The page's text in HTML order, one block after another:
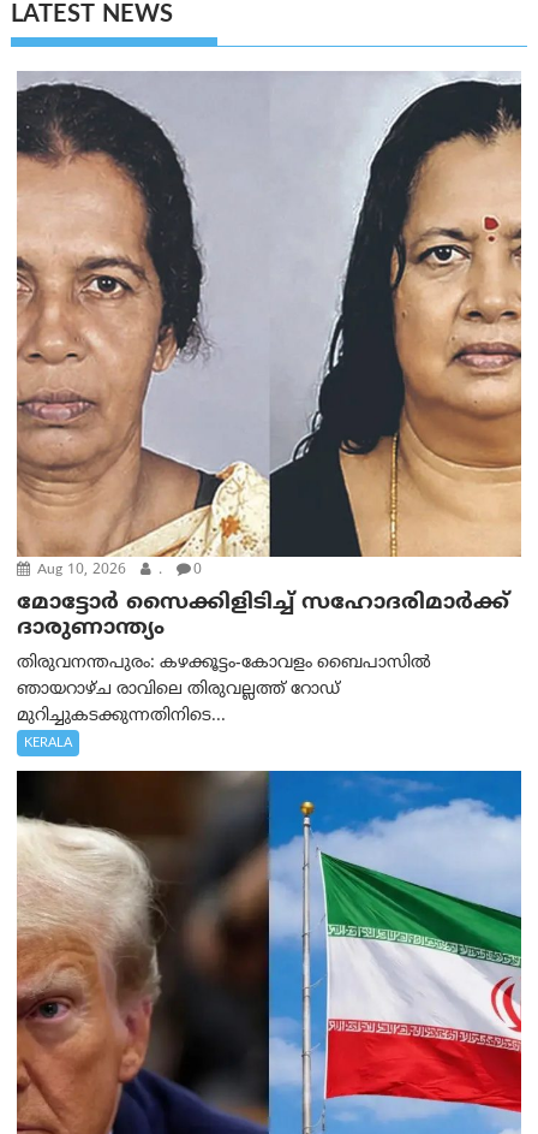
LATEST NEWS
Aug 10, 2026 . 0
മോട്ടോര്‍ സൈക്കിളിടിച്ച് സഹോദരിമാര്‍ക്ക്
ദാരുണാന്ത്യം
തിരുവനന്തപുരം: കഴക്കൂട്ടം-കോവളം ബൈപാസിൽ
ഞായറാഴ്ച രാവിലെ തിരുവല്ലത്ത് റോഡ്
മുറിച്ചുകടക്കുന്നതിനിടെ...
KERALA